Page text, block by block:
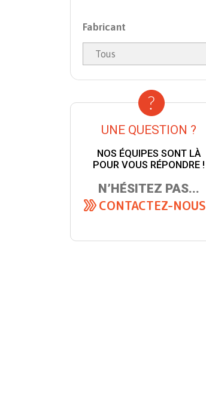
Fabricant
UNE QUESTION ?
NOS ÉQUIPES SONT LÀ
POUR VOUS RÉPONDRE !
N’HÉSITEZ PAS...
CONTACTEZ-NOUS